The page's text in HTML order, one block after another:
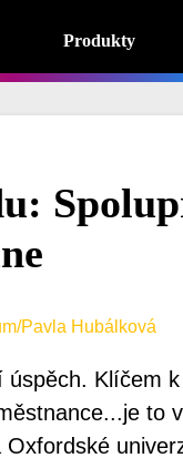
Produkty
Pavla Hubálková
Klíčem
to